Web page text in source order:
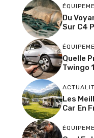
Du
Sur C4
Quelle
Twingo
Les
Car En